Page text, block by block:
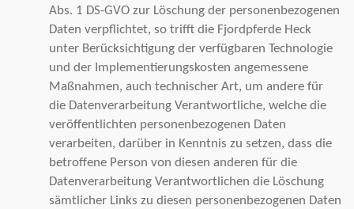
Abs. 1 DS-GVO zur Löschung der personenbezogenen
Daten verpflichtet, so trifft die Fjordpferde Heck
unter Berücksichtigung der verfügbaren Technologie
und der Implementierungskosten angemessene
Maßnahmen, auch technischer Art, um andere für
die Datenverarbeitung Verantwortliche, welche die
veröffentlichten personenbezogenen Daten
verarbeiten, darüber in Kenntnis zu setzen, dass die
betroffene Person von diesen anderen für die
Datenverarbeitung Verantwortlichen die Löschung
sämtlicher Links zu diesen personenbezogenen Daten